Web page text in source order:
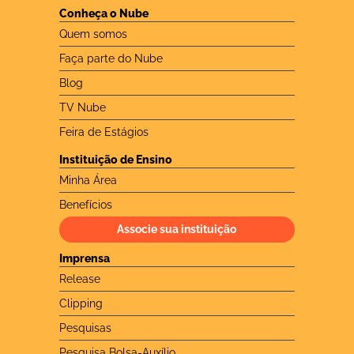
Conheça o Nube
Quem somos
Faça parte do Nube
Blog
TV Nube
Feira de Estágios
Instituição de Ensino
Minha Área
Benefícios
Associe sua instituição
Imprensa
Release
Clipping
Pesquisas